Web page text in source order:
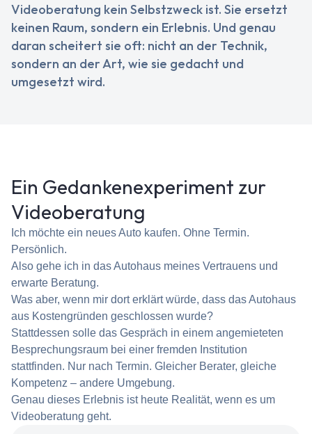
Videoberatung kein Selbstzweck ist. Sie ersetzt
keinen Raum, sondern ein Erlebnis. Und genau
daran scheitert sie oft: nicht an der Technik,
sondern an der Art, wie sie gedacht und
umgesetzt wird.
Ein Gedankenexperiment zur
Videoberatung
Ich möchte ein neues Auto kaufen. Ohne Termin.
Persönlich.
Also gehe ich in das Autohaus meines Vertrauens und
erwarte Beratung.
Was aber, wenn mir dort erklärt würde, dass das Autohaus
aus Kostengründen geschlossen wurde?
Stattdessen solle das Gespräch in einem angemieteten
Besprechungsraum bei einer fremden Institution
stattfinden. Nur nach Termin. Gleicher Berater, gleiche
Kompetenz – andere Umgebung.
Genau dieses Erlebnis ist heute Realität, wenn es um
Videoberatung geht.